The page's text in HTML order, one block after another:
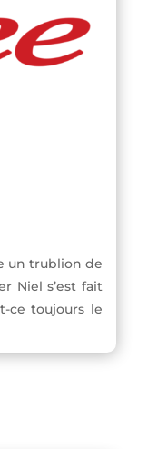
un trublion de
Niel s’est fait
ce toujours le